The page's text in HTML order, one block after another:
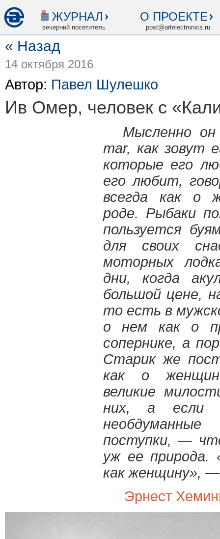
ЖУРНАЛ
вечерний посетитель
О ПРОЕКТЕ
post@artelectronics.ru
« Назад
14 октября 2016
Автор: Павел Шулешко
Ив Омер, человек с
Мысленно он
mar, как зовут
которые его
его любит,
всегда как о
роде. Рыбаки
пользуется
для своих
моторных
дни, когда
большой цене,
то есть в
о нем как о
сопернике, а
Старик же
как о
великие
них, а если
поступки, —
уж ее природа.
как женщину»,
Эрнест